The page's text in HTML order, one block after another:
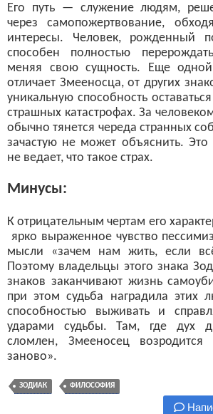
Его путь — служение людям,
через самопожертвование,
интересы. Человек, рожденный
способен полностью
меняя свою сущность. Еще одной
отличает Змееносца, от других
уникальную способность
страшных катастрофах. За
обычно тянется череда странных
зачастую не может объяснить. Это
не ведает, что такое страх.
Минусы:
К отрицательным чертам его
ярко выраженное чувство
мысли «зачем нам жить, если
Поэтому владельцы этого знака
знаков заканчивают жизнь
при этом судьба наградила этих
способностью выживать и
ударами судьбы. Там, где дух
сломлен, Змееносец
заново».
ЗОДИАК ФИЛОСОФИЯ